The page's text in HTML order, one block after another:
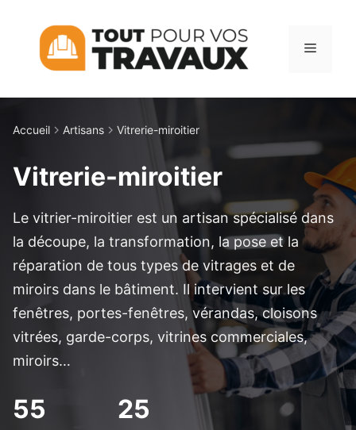
contenu
Menu
Accueil Artisans Vitrerie-miroitier
Vitrerie-miroitier
Le vitrier-miroitier est un artisan spécialisé dans
la découpe, la transformation, la pose et la
réparation de tous types de vitrages et de
miroirs dans le bâtiment. Il intervient sur les
fenêtres, portes-fenêtres, vérandas, cloisons
vitrées, garde-corps, vitrines commerciales,
miroirs…
55 25